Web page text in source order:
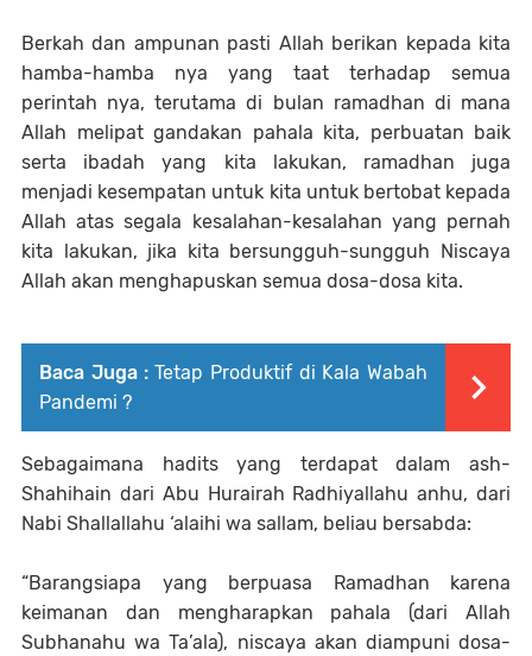
Berkah dan ampunan pasti Allah berikan kepada kita
hamba-hamba nya yang taat terhadap semua
perintah nya, terutama di bulan ramadhan di mana
Allah melipat gandakan pahala kita, perbuatan baik
serta ibadah yang kita lakukan, ramadhan juga
menjadi kesempatan untuk kita untuk bertobat kepada
Allah atas segala kesalahan-kesalahan yang pernah
kita lakukan, jika kita bersungguh-sungguh Niscaya
Allah akan menghapuskan semua dosa-dosa kita.
Baca Juga : Tetap Produktif di Kala Wabah
Pandemi ?
Sebagaimana hadits yang terdapat dalam ash-
Shahihain dari Abu Hurairah Radhiyallahu anhu, dari
Nabi Shallallahu ‘alaihi wa sallam, beliau bersabda:
“Barangsiapa yang berpuasa Ramadhan karena
keimanan dan mengharapkan pahala (dari Allah
Subhanahu wa Ta’ala), niscaya akan diampuni dosa-